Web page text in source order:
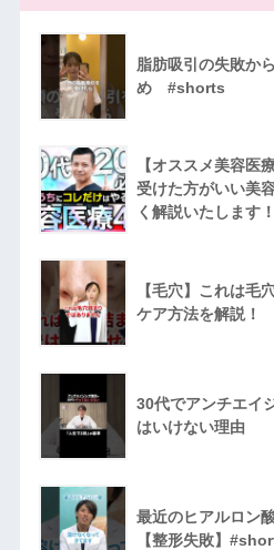
脂肪吸引の失敗か
め #shorts
【オススメ美容医
受けた方がいい美
く解説いたします
【毛穴】これは毛
ケア方法を解説！
30代でアンチエイ
はいけない理由
最近のヒアルロン
【整形失敗】